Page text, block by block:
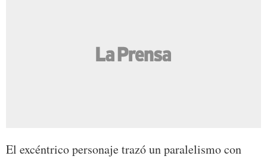
El excéntrico personaje trazó un paralelismo con